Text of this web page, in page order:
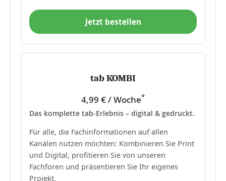
Jetzt bestellen
tab KOMBI
4,99 € / Woche*
Das komplette tab-Erlebnis – digital & gedruckt.
Für alle, die Fachinformationen auf allen
Kanälen nutzen möchten: Kombinieren Sie Print
und Digital, profitieren Sie von unseren
Fachforen und präsentieren Sie Ihr eigenes
Projekt.